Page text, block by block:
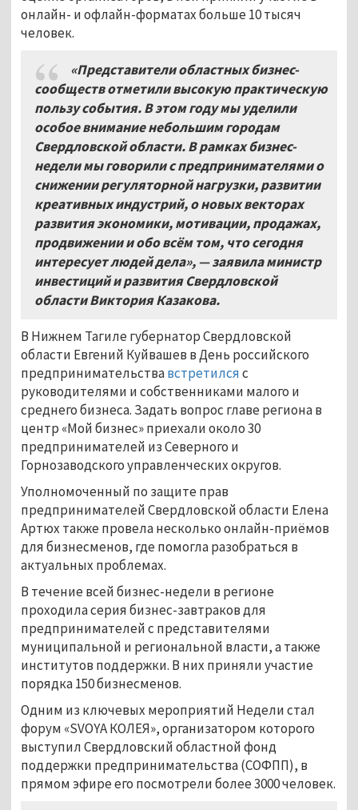
онлайн- и офлайн-форматах больше 10 тысяч
человек.
«Представители областных бизнес-
сообществ отметили высокую практическую
пользу события. В этом году мы уделили
особое внимание небольшим городам
Свердловской области. В рамках бизнес-
недели мы говорили с предпринимателями о
снижении регуляторной нагрузки, развитии
креативных индустрий, о новых векторах
развития экономики, мотивации, продажах,
продвижении и обо всём том, что сегодня
интересует людей дела», — заявила министр
инвестиций и развития Свердловской
области Виктория Казакова.
В Нижнем Тагиле губернатор Свердловской
области Евгений Куйвашев в День российского
предпринимательствавстретилсяс
руководителями и собственниками малого и
среднего бизнеса. Задать вопрос главе региона в
центр «Мой бизнес» приехали около 30
предпринимателей из Северного и
Горнозаводского управленческих округов.
Уполномоченный по защите прав
предпринимателей Свердловской области Елена
Артюх также провела несколько онлайн-приёмов
для бизнесменов, где помогла разобраться в
актуальных проблемах.
В течение всей бизнес-недели в регионе
проходила серия бизнес-завтраков для
предпринимателей с представителями
муниципальной и региональной власти, а также
институтов поддержки. В них приняли участие
порядка 150 бизнесменов.
Одним из ключевых мероприятий Недели стал
форум «SVOYA КОЛЕЯ», организатором которого
выступил Свердловский областной фонд
поддержки предпринимательства (СОФПП), в
прямом эфире его посмотрели более 3000 человек.